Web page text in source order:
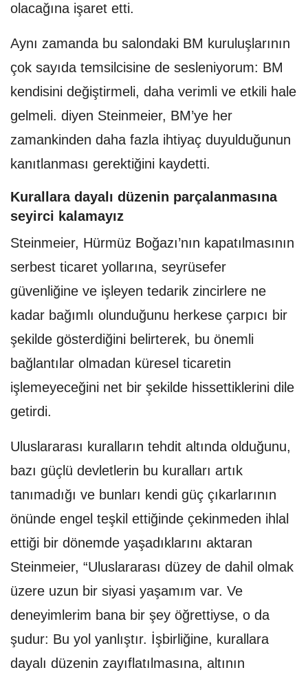
olacağına işaret etti.
Aynı zamanda bu salondaki BM kuruluşlarının
çok sayıda temsilcisine de sesleniyorum: BM
kendisini değiştirmeli, daha verimli ve etkili hale
gelmeli. diyen Steinmeier, BM’ye her
zamankinden daha fazla ihtiyaç duyulduğunun
kanıtlanması gerektiğini kaydetti.
Kurallara dayalı düzenin parçalanmasına
seyirci kalamayız
Steinmeier, Hürmüz Boğazı’nın kapatılmasının
serbest ticaret yollarına, seyrüsefer
güvenliğine ve işleyen tedarik zincirlere ne
kadar bağımlı olunduğunu herkese çarpıcı bir
şekilde gösterdiğini belirterek, bu önemli
bağlantılar olmadan küresel ticaretin
işlemeyeceğini net bir şekilde hissettiklerini dile
getirdi.
Uluslararası kuralların tehdit altında olduğunu,
bazı güçlü devletlerin bu kuralları artık
tanımadığı ve bunları kendi güç çıkarlarının
önünde engel teşkil ettiğinde çekinmeden ihlal
ettiği bir dönemde yaşadıklarını aktaran
Steinmeier, “Uluslararası düzey de dahil olmak
üzere uzun bir siyasi yaşamım var. Ve
deneyimlerim bana bir şey öğrettiyse, o da
şudur: Bu yol yanlıştır. İşbirliğine, kurallara
dayalı düzenin zayıflatılmasına, altının